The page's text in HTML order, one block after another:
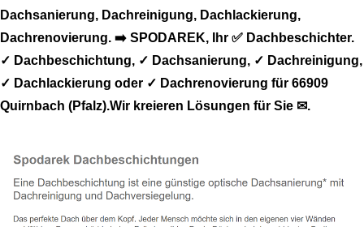
Dachsanierung, Dachreinigung, Dachlackierung,
Dachrenovierung. ➡️ SPODAREK, Ihr ✅ Dachbeschichter.
✓ Dachbeschichtung, ✓ Dachsanierung, ✓ Dachreinigung,
✓ Dachlackierung oder ✓ Dachrenovierung für 66909
Quirnbach (Pfalz).Wir kreieren Lösungen für Sie ✉.